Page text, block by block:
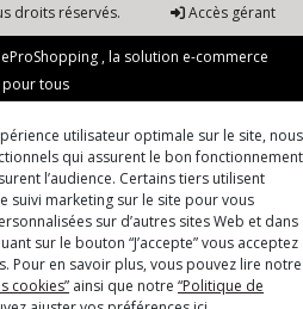
droits réservés. Accès gérant
eProShopping , la solution e-commerce
pour tous
utilisateur optimale sur le site, nous
qui assurent le bon fonctionnement
l’audience. Certains tiers utilisent
suivi marketing sur le site pour vous
sur d’autres sites Web et dans
sur le bouton “J’accepte” vous acceptez
Pour en savoir plus, vous pouvez lire notre
cookies” ainsi que notre “Politique de